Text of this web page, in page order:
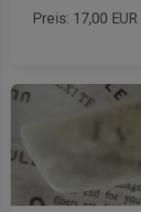
Preis: 17,00 EUR